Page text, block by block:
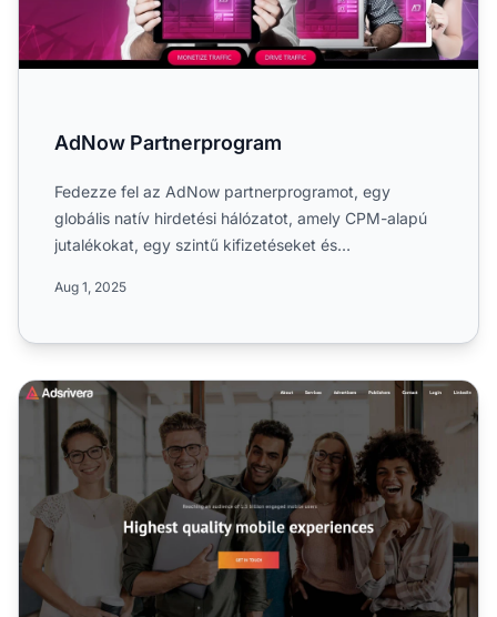
AdNow Partnerprogram
Fedezze fel az AdNow partnerprogramot, egy
globális natív hirdetési hálózatot, amely CPM-alapú
jutalékokat, egy szintű kifizetéseket és
Aug 1, 2025
Adsrivera Partnerprogram